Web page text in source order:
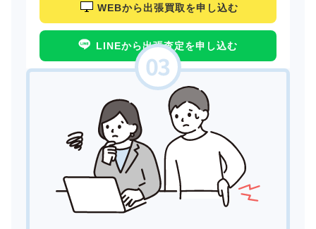
WEBから出張買取を申し込む
LINEから出張査定を申し込む